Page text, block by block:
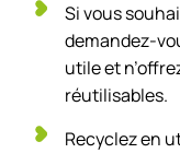
Si vous
demandez-
utile et
réutilisables.
Recyclez en